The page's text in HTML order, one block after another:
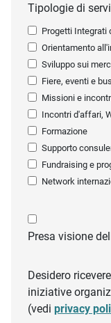
Tipologie di
Progetti Integrati
Orientamento
Sviluppo sui
Fiere, eventi e
Missioni e
Incontri d'affari,
Formazione
Supporto
Fundraising e
Network
Presa visione
Desidero
iniziative
(vedi privacy